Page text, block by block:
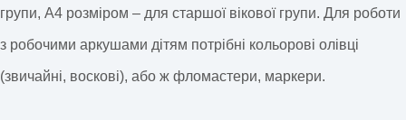
групи, А4 розміром – для старшої вікової групи. Для роботи
з робочими аркушами дітям потрібні кольорові олівці
(звичайні, воскові), або ж фломастери, маркери.